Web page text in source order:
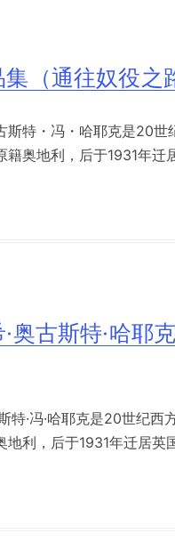
（通往奴役之
斯特・冯・哈耶克是20
籍奥地利，后于1931年迁
·奥古斯特·哈
特·冯·哈耶克是20世纪
地利，后于1931年迁居英